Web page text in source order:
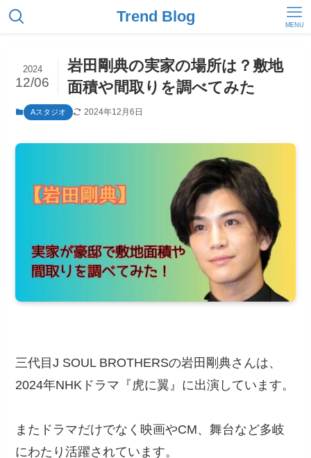
Trend Blog MENU
岩田剛典の実家の場所は？敷地
面積や間取りを調べてみた
2024
12/06
Aスタジオ 2024年12月6日
三代目J SOUL BROTHERSの岩田剛典さんは、
2024年NHKドラマ『虎に翼』に出演しています。
またドラマだけでなく映画やCM、舞台など多岐
にわたり活躍されています。